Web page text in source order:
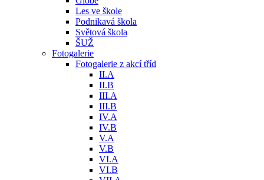
Les ve škole
Podnikavá škola
Světová škola
ŠUŽ
Fotogalerie
Fotogalerie z akcí tříd
II.A
II.B
III.A
III.B
IV.A
IV.B
V.A
V.B
VI.A
VI.B